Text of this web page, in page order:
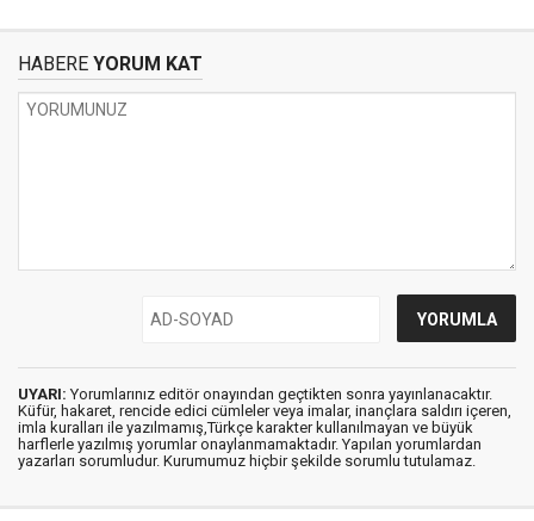
HABERE YORUM KAT
UYARI: Yorumlarınız editör onayından geçtikten sonra yayınlanacaktır.
Küfür, hakaret, rencide edici cümleler veya imalar, inançlara saldırı içeren,
imla kuralları ile yazılmamış,Türkçe karakter kullanılmayan ve büyük
harflerle yazılmış yorumlar onaylanmamaktadır. Yapılan yorumlardan
yazarları sorumludur. Kurumumuz hiçbir şekilde sorumlu tutulamaz.